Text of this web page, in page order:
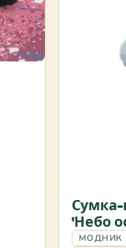
Сумка-
'Небо
МОДНИК